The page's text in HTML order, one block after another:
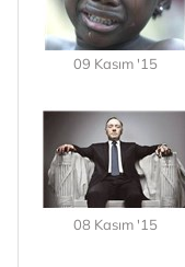
09 Kasım '15
08 Kasım '15